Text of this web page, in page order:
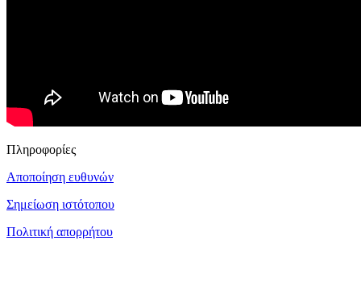
Πληροφορίες
Αποποίηση ευθυνών
Σημείωση ιστότοπου
Πολιτική απορρήτου